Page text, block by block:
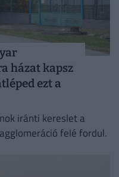
házat kapsz
ezt a
iránti kereslet a
felé fordul.